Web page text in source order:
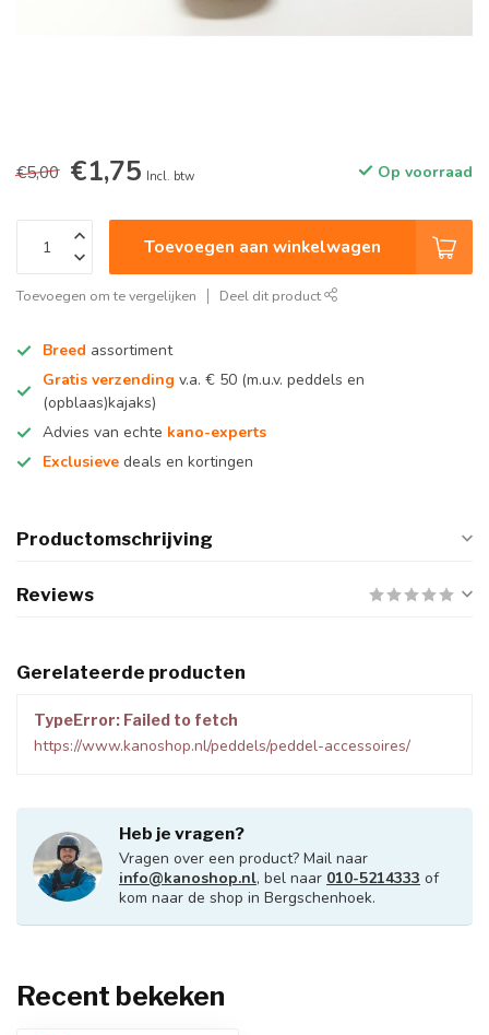
€5,00 €1,75 Incl. btw Op voorraad
Toevoegen aan winkelwagen
Toevoegen om te vergelijken Deel dit product
Breed assortiment
Gratis verzending v.a. € 50 (m.u.v. peddels en
(opblaas)kajaks)
Advies van echte kano-experts
Exclusieve deals en kortingen
Productomschrijving
Reviews
Gerelateerde producten
TypeError: Failed to fetch
https://www.kanoshop.nl/peddels/peddel-accessoires/
Heb je vragen?
Vragen over een product? Mail naar
info@kanoshop.nl, bel naar 010-5214333 of
kom naar de shop in Bergschenhoek.
Recent bekeken